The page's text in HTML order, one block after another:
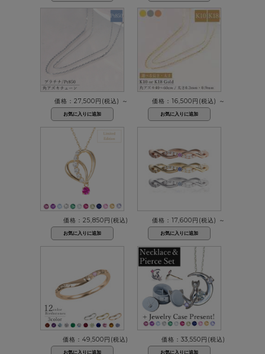
価格：27,500円(税込) ～ 価格：16,500円(税込) ～
価格：25,850円(税込) 価格：17,600円(税込) ～
価格：49,500円(税込) 価格：33,550円(税込)